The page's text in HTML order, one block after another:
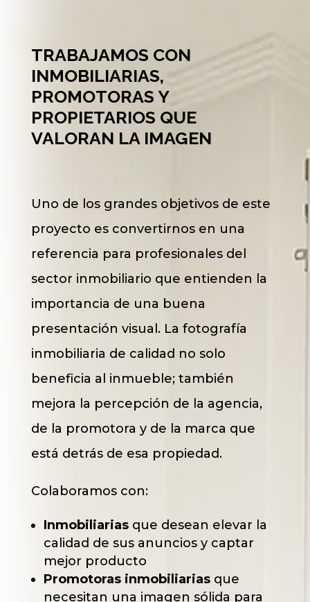
TRABAJAMOS CON
INMOBILIARIAS,
PROMOTORAS Y
PROPIETARIOS QUE
VALORAN LA IMAGEN
Uno de los grandes objetivos de este
proyecto es convertirnos en una
referencia para profesionales del
sector inmobiliario que entienden la
importancia de una buena
presentación visual. La fotografía
inmobiliaria de calidad no solo
beneficia al inmueble; también
mejora la percepción de la agencia,
de la promotora y de la marca que
está detrás de esa propiedad.
Colaboramos con:
Inmobiliariasque desean elevar la
calidad de sus anuncios y captar
mejor producto
Promotoras inmobiliariasque
necesitan una imagen sólida para